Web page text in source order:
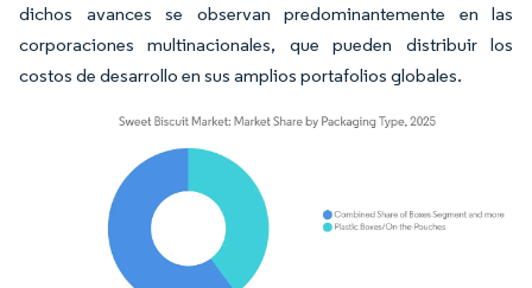
dichos avances se observan predominantemente en las
corporaciones multinacionales, que pueden distribuir los
costos de desarrollo en sus amplios portafolios globales.